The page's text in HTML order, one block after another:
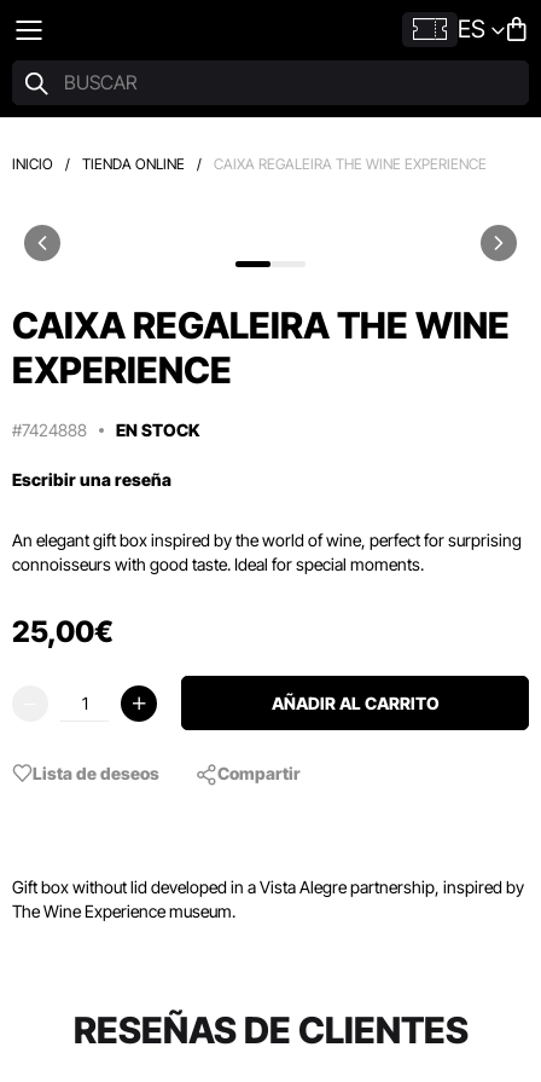
ES
INICIO / TIENDA ONLINE / CAIXA REGALEIRA THE WINE EXPERIENCE
CAIXA REGALEIRA THE WINE
EXPERIENCE
#7424888 EN STOCK
Escribir una reseña
An elegant gift box inspired by the world of wine, perfect for surprising
connoisseurs with good taste. Ideal for special moments.
25,00€
AÑADIR AL CARRITO
Lista de deseos Compartir
Gift box without lid developed in a Vista Alegre partnership, inspired by
The Wine Experience museum.
RESEÑAS DE CLIENTES